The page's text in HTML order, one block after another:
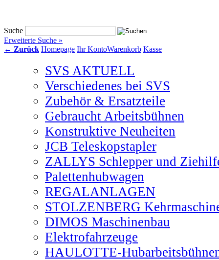
Suche
Erweiterte Suche »
← Zurück Homepage Ihr KontoWarenkorb Kasse
SVS AKTUELL
Verschiedenes bei SVS
Zubehör & Ersatzteile
Gebraucht Arbeitsbühnen
Konstruktive Neuheiten
JCB Teleskopstapler
ZALLYS Schlepper und
Palettenhubwagen
REGALANLAGEN
STOLZENBERG
DIMOS Maschinenbau
Elektrofahrzeuge
HAULOTTE-